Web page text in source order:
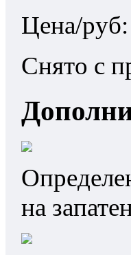
Цена/руб:
Снято с
на